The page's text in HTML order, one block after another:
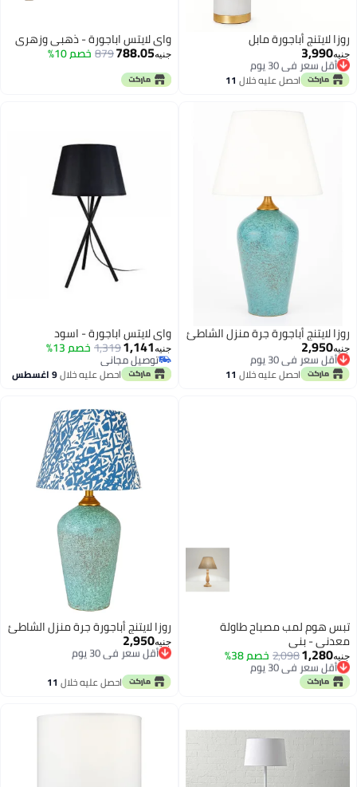
روزا لايتنج أباجورة مابل
جنيه3,990
أقل سعر في 30 يوم
توصيل مجاني
أقل سعر في 30 يوماحصل عليه خلال 11
واي لايتس اباجورة - ذهبي وزهري
جنيه788.05
879 خصم 10%
روزا لايتنج أباجورة جرة منزل الشاطئ
جنيه2,950
أقل سعر في 30 يوم
توصيل مجاني
أقل سعر في 30 يوماحصل عليه خلال 11
اغسطس
واي لايتس اباجورة - اسود
جنيه1,141
1,319خصم 13%
توصيل مجاني
توصيل مجانياحصل عليه خلال9 اغسطس
تبس هوم لمب مصباح طاولة
معدني - بني
جنيه1,280
2,098خصم 38% أقل سعر في 30 يوم
توصيل مجاني
أقل سعر في 30 يوم
روزا لايتنج أباجورة جرة منزل الشاطئ
جنيه2,950
أقل سعر في 30 يوم
توصيل مجاني
احصل عليه خلال 11